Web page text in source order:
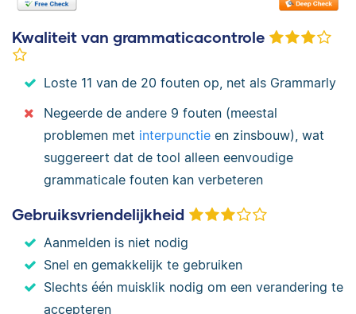
Kwaliteit van grammaticacontrole
Loste 11 van de 20 fouten op, net als Grammarly
Negeerde de andere 9 fouten (meestal
problemen met interpunctie en zinsbouw), wat
suggereert dat de tool alleen eenvoudige
grammaticale fouten kan verbeteren
Gebruiksvriendelijkheid
Aanmelden is niet nodig
Snel en gemakkelijk te gebruiken
Slechts één muisklik nodig om een verandering te
accepteren